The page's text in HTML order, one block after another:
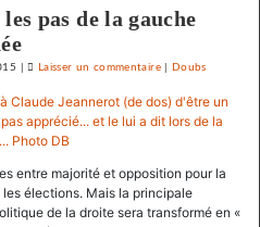
pas de la gauche
Laisser un commentaireon
policier
| Doubs
entre majorité et opposition pour la
élections. Mais la principale
de la droite sera transformé en «